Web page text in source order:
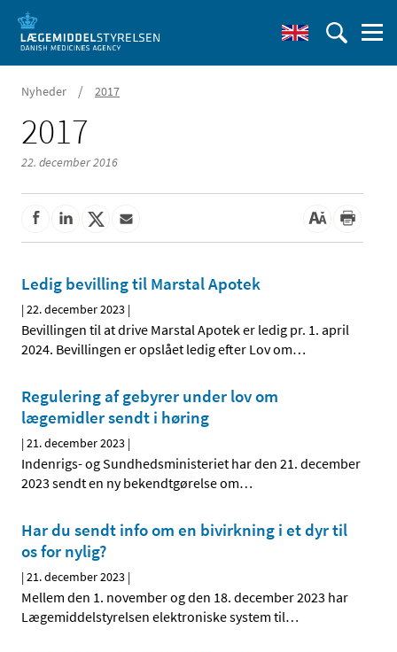
Nyheder / 2017
2017
22. december 2016
Ledig bevilling til Marstal Apotek
|22. december 2023 |
Bevillingen til at drive Marstal Apotek er ledig pr. 1. april
2024. Bevillingen er opslået ledig efter Lov om…
Regulering af gebyrer under lov om
lægemidler sendt i høring
|21. december 2023 |
Indenrigs- og Sundhedsministeriet har den 21. december
2023 sendt en ny bekendtgørelse om…
Har du sendt info om en bivirkning i et dyr til
os for nylig?
|21. december 2023 |
Mellem den 1. november og den 18. december 2023 har
Lægemiddelstyrelsen elektroniske system til…